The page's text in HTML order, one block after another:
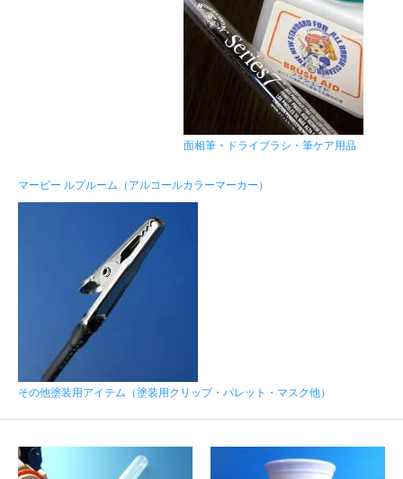
面相筆・ドライブラシ・筆ケア用品
マービー ルプルーム（アルコールカラーマーカー）
その他塗装用アイテム（塗装用クリップ・パレット・マスク他）